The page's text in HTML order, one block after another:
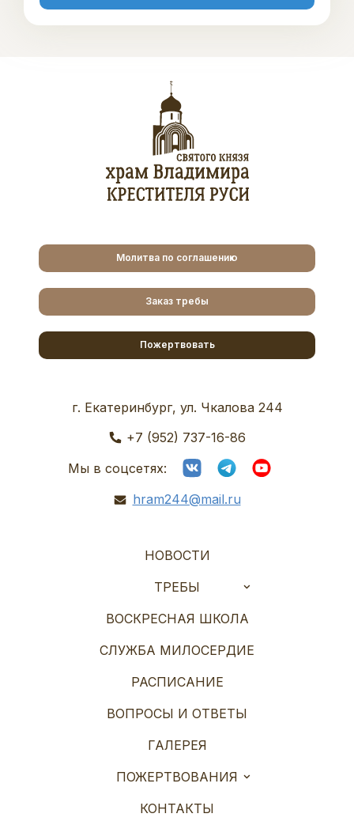
Молитва по соглашению
Заказ требы
Пожертвовать
г. Екатеринбург, ул. Чкалова 244
+7 (952) 737-16-86
Мы в соцсетях:
hram244@mail.ru
НОВОСТИ
ТРЕБЫ
ВОСКРЕСНАЯ ШКОЛА
СЛУЖБА МИЛОСЕРДИЕ
РАСПИСАНИЕ
ВОПРОСЫ И ОТВЕТЫ
ГАЛЕРЕЯ
ПОЖЕРТВОВАНИЯ
КОНТАКТЫ